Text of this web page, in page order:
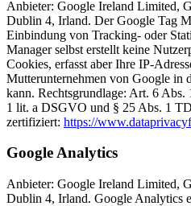
Anbieter: Google Ireland Limited,
Dublin 4, Irland. Der Google Tag
Einbindung von Tracking- oder
Manager selbst erstellt keine
Cookies, erfasst aber Ihre IP-
Mutterunternehmen von Google in
kann. Rechtsgrundlage: Art. 6
1 lit. a DSGVO und § 25 Abs. 1
zertifiziert: https://
Google Analytics
Anbieter: Google Ireland Limited,
Dublin 4, Irland. Google Analytics